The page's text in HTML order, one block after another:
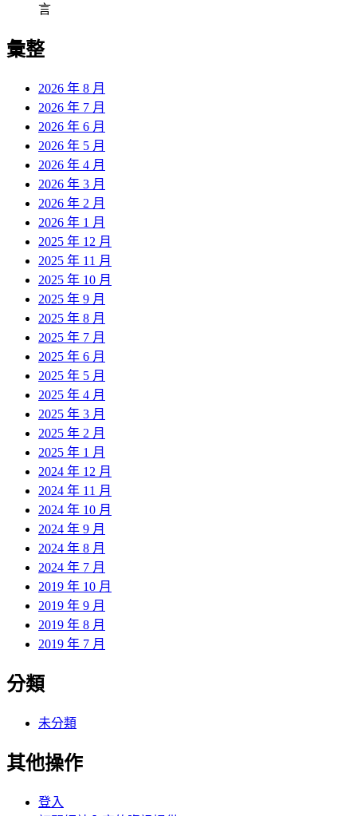
言
彙整
2026 年 8 月
2026 年 7 月
2026 年 6 月
2026 年 5 月
2026 年 4 月
2026 年 3 月
2026 年 2 月
2026 年 1 月
2025 年 12 月
2025 年 11 月
2025 年 10 月
2025 年 9 月
2025 年 8 月
2025 年 7 月
2025 年 6 月
2025 年 5 月
2025 年 4 月
2025 年 3 月
2025 年 2 月
2025 年 1 月
2024 年 12 月
2024 年 11 月
2024 年 10 月
2024 年 9 月
2024 年 8 月
2024 年 7 月
2019 年 10 月
2019 年 9 月
2019 年 8 月
2019 年 7 月
分類
未分類
其他操作
登入